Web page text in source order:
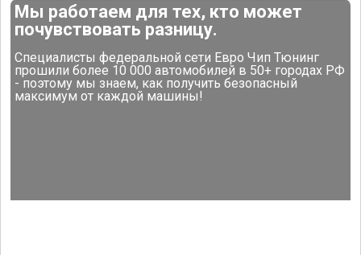
Мы работаем для тех, кто может
почувствовать разницу.
Специалисты федеральной сети Евро Чип Тюнинг
прошили более 10 000 автомобилей в 50+ городах РФ
- поэтому мы знаем, как получить безопасный
максимум от каждой машины!